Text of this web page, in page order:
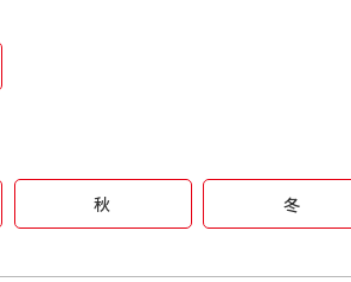
秋 冬